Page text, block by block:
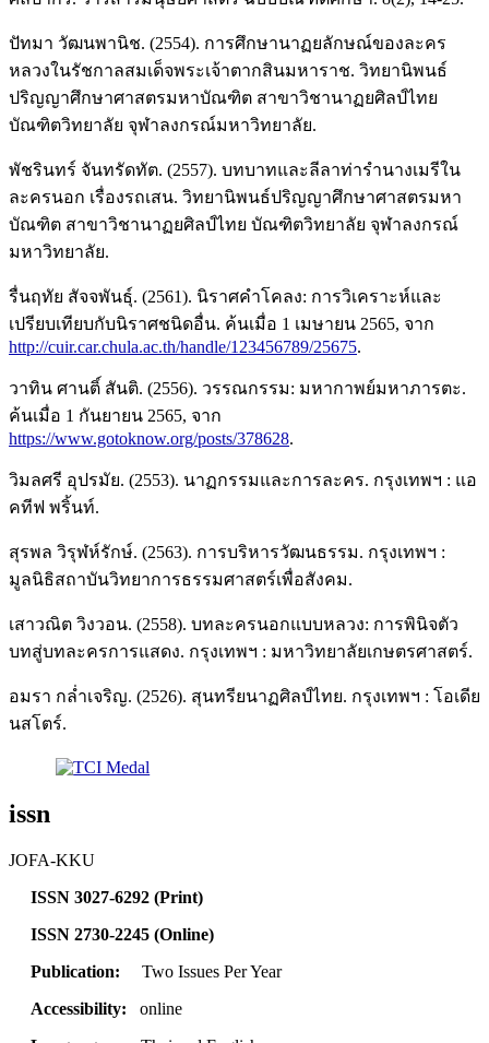
ปัทมา วัฒนพานิช. (2554). การศึกษานาฏยลักษณ์ของละคร
หลวงในรัชกาลสมเด็จพระเจ้าตากสินมหาราช. วิทยานิพนธ์
ปริญญาศึกษาศาสตรมหาบัณฑิต สาขาวิชานาฏยศิลป์ไทย
บัณฑิตวิทยาลัย จุฬาลงกรณ์มหาวิทยาลัย.
พัชรินทร์ จันทรัดทัต. (2557). บทบาทและลีลาท่ารำนางเมรีใน
ละครนอก เรื่องรถเสน. วิทยานิพนธ์ปริญญาศึกษาศาสตรมหา
บัณฑิต สาขาวิชานาฏยศิลป์ไทย บัณฑิตวิทยาลัย จุฬาลงกรณ์
มหาวิทยาลัย.
รื่นฤทัย สัจจพันธุ์. (2561). นิราศคำโคลง: การวิเคราะห์และ
เปรียบเทียบกับนิราศชนิดอื่น. ค้นเมื่อ 1 เมษายน 2565, จาก
http://cuir.car.chula.ac.th/handle/123456789/25675.
วาทิน ศานติ์ สันติ. (2556). วรรณกรรม: มหากาพย์มหาภารตะ.
ค้นเมื่อ 1 กันยายน 2565, จาก
https://www.gotoknow.org/posts/378628.
วิมลศรี อุปรมัย. (2553). นาฏกรรมและการละคร. กรุงเทพฯ : แอ
คทีฟ พริ้นท์.
สุรพล วิรุฬห์รักษ์. (2563). การบริหารวัฒนธรรม. กรุงเทพฯ :
มูลนิธิสถาบันวิทยาการธรรมศาสตร์เพื่อสังคม.
เสาวณิต วิงวอน. (2558). บทละครนอกแบบหลวง: การพินิจตัว
บทสู่บทละครการแสดง. กรุงเทพฯ : มหาวิทยาลัยเกษตรศาสตร์.
อมรา กล่ำเจริญ. (2526). สุนทรียนาฏศิลป์ไทย. กรุงเทพฯ : โอเดีย
นสโตร์.
issn
JOFA-KKU
ISSN 3027-6292 (Print)
ISSN 2730-2245 (Online)
Publication:
Two Issues Per Year
Accessibility: online